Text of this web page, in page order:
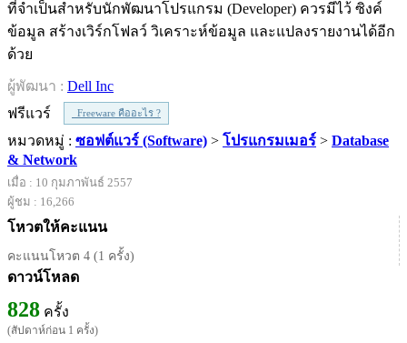
ที่จำเป็นสำหรับนักพัฒนาโปรแกรม (Developer) ควรมีไว้ ซิงค์
ข้อมูล สร้างเวิร์กโฟลว์ วิเคราะห์ข้อมูล และแปลงรายงานได้อีก
ด้วย
ผู้พัฒนา : Dell Inc
ฟรีแวร์
Freeware คืออะไร ?
หมวดหมู่ : ซอฟต์แวร์ (Software) > โปรแกรมเมอร์ > Database
& Network
เมื่อ : 10 กุมภาพันธ์ 2557
ผู้ชม : 16,266
โหวตให้คะแนน
คะแนนโหวต 4 (1 ครั้ง)
ดาวน์โหลด
828 ครั้ง
(สัปดาห์ก่อน 1 ครั้ง)